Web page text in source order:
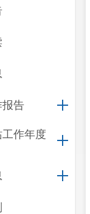
报告
作年度